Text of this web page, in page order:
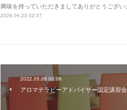
興味を持っていただきましてありがとうござ
2026.04.23 02:37
2022.05.09 00:06
アロマテラピーアドバイザー認定講習会